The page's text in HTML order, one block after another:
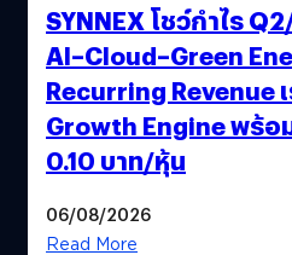
SYNNEX โชว์กำไร
AI–Cloud–Green
Recurring Revenue
Growth Engine พร้อ
0.10 บาท/หุ้น
06/08/2026
Read More